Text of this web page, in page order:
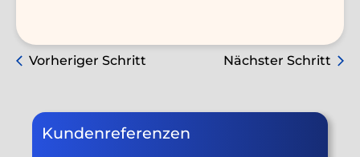
Kundenreferenzen
Vorheriger Schritt Nächster Schritt